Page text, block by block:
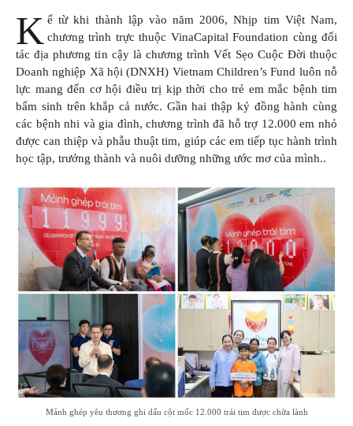
K ể từ khi thành lập vào năm 2006, Nhịp tim Việt Nam,
chương trình trực thuộc VinaCapital Foundation cùng đối
tác địa phương tin cậy là chương trình Vết Sẹo Cuộc Đời thuộc
Doanh nghiệp Xã hội (DNXH) Vietnam Children’s Fund luôn nỗ
lực mang đến cơ hội điều trị kịp thời cho trẻ em mắc bệnh tim
bẩm sinh trên khắp cả nước. Gần hai thập kỷ đồng hành cùng
các bệnh nhi và gia đình, chương trình đã hỗ trợ 12.000 em nhỏ
được can thiệp và phẫu thuật tim, giúp các em tiếp tục hành trình
học tập, trưởng thành và nuôi dưỡng những ước mơ của mình..
Mảnh ghép yêu thương ghi dấu cột mốc 12.000 trái tim được chữa lành